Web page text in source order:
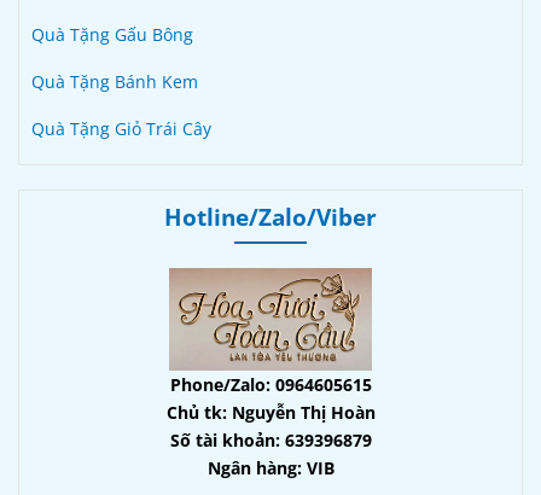
Quà Tặng Gấu Bông
Quà Tặng Bánh Kem
Quà Tặng Giỏ Trái Cây
Hotline/Zalo/Viber
Phone/Zalo: 0964605615
Chủ tk: Nguyễn Thị Hoàn
Số tài khoản: 639396879
Ngân hàng: VIB